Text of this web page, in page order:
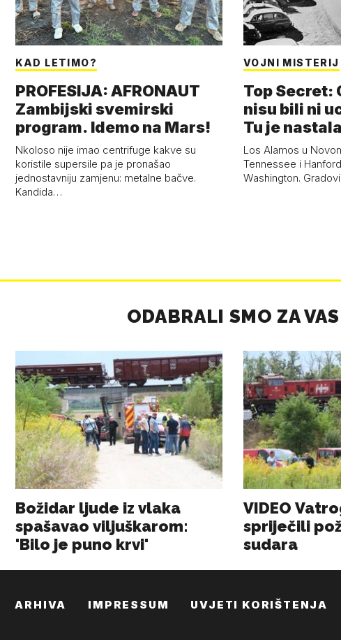
KAD LETIMO?
PROFESIJA: AFRONAUT
Zambijski svemirski
program. Idemo na Mars!
Nkoloso nije imao centrifuge kakve su
koristile supersile pa je pronašao
jednostavniju zamjenu: metalne bačve.
Kandida…
VOJNI MISTERIJ
Top Secret:
nisu bili ni
Tu je
Los Alamos u
Tennessee i
Washington.
ARHIVA IMPRESSUM UVJETI KORIŠTENJA